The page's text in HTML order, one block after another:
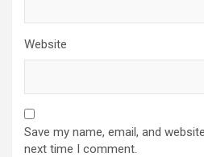
Website
Save my name, email, and
next time I comment.